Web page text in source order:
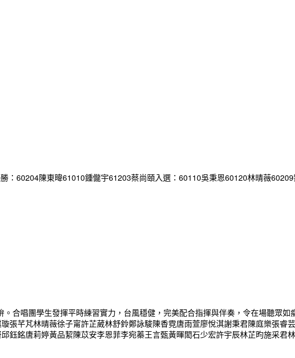
60204陳東暐61010鍾儱宇61203蔡尚頤入選：60110吳秉恩60120林晴薇
合唱團學生發揮平時練習實力，台風穩健，完美配合指揮與伴奏，令在場聽眾如
張芊芃林晴薇徐子甯許芷葳林舒鈴鄭詠駿陳香霓唐雨萱廖悅淇謝秉君陳庭樂張睿芸
鈺銘唐莉婷黃品絜陳苡安李恩菲李宛蓁王言甄黃暉閎石少宏許宇辰林芷昀施采君林